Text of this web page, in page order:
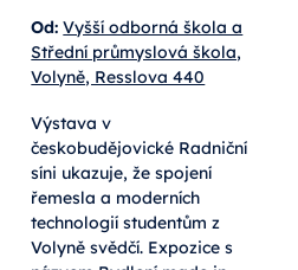
Od: Vyšší odborná škola a
Střední průmyslová škola,
Volyně, Resslova 440
Výstava v
českobudějovické Radniční
síni ukazuje, že spojení
řemesla a moderních
technologií studentům z
Volyně svědčí. Expozice s